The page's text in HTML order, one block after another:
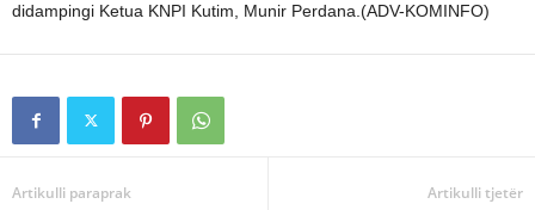
didampingi Ketua KNPI Kutim, Munir Perdana.(ADV-KOMINFO)
Artikulli paraprak Artikulli tjetër